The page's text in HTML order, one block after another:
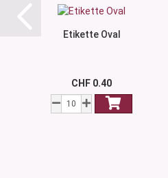
Etikette Oval
CHF 0.40